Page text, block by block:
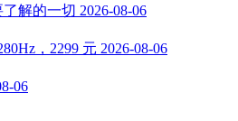
解的一切 2026-08-06
，2299 元 2026-08-06
06